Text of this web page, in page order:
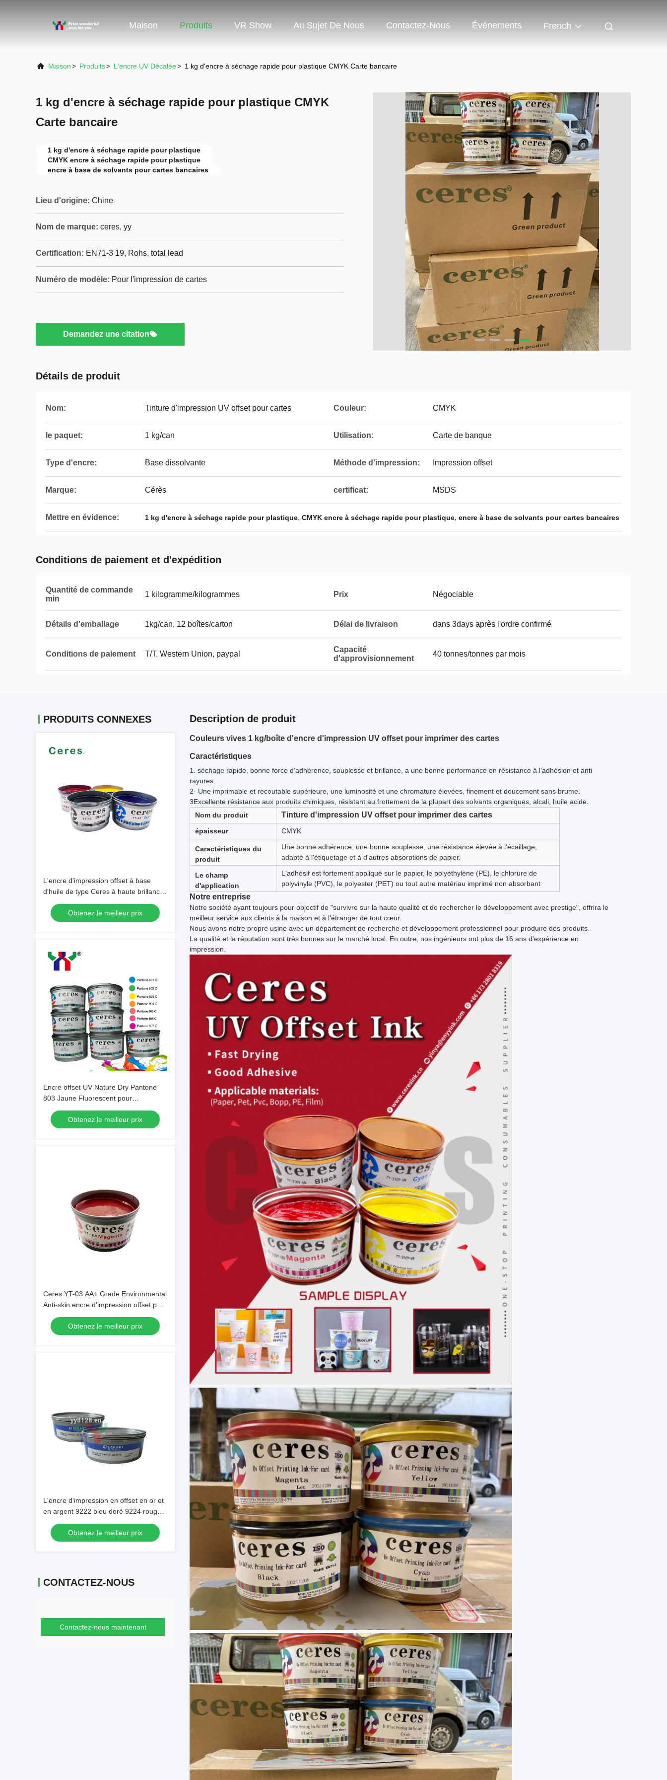
Maison Produits VR Show Au Sujet De Nous Contactez-Nous Événements French
Maison> Produits> L'encre UV Décalée> 1 kg d'encre à séchage rapide pour plastique CMYK Carte bancaire
1 kg d'encre à séchage rapide pour plastique CMYK
Carte bancaire
1 kg d'encre à séchage rapide pour plastique
CMYK encre à séchage rapide pour plastique
encre à base de solvants pour cartes bancaires
Lieu d'origine: Chine
Nom de marque: ceres, yy
Certification: EN71-3 19, Rohs, total lead
Numéro de modèle: Pour l'impression de cartes
Demandez une citation
Détails de produit
Nom: Tinture d'impression UV offset pour cartes Couleur: CMYK
le paquet: 1 kg/can Utilisation: Carte de banque
Type d'encre: Base dissolvante Méthode d'impression: Impression offset
Marque: Cérès certificat: MSDS
Mettre en évidence: 1 kg d'encre à séchage rapide pour plastique, CMYK encre à séchage rapide pour plastique, encre à base de solvants pour cartes bancaires
Conditions de paiement et d'expédition
Quantité de commande
min
1 kilogramme/kilogrammes Prix Négociable
Détails d'emballage 1kg/can, 12 boîtes/carton Délai de livraison dans 3days après l'ordre confirmé
Conditions de paiement T/T, Western Union, paypal
Capacité
d'approvisionnement
40 tonnes/tonnes par mois
PRODUITS CONNEXES
L'encre d'impression offset à base
d'huile de type Ceres à haute brillance
YY02/YY03/YY09 avec une durée de
validité de 2 ans
Obtenez le meilleur prix
Encre offset UV Nature Dry Pantone
803 Jaune Fluorescent pour
impression offset en 1KG/BOÎTE
Obtenez le meilleur prix
Ceres YT-03 AA+ Grade Environmental
Anti-skin encre d'impression offset pour
une presse offset alimentée à la feuille
Obtenez le meilleur prix
L'encre d'impression en offset en or et
en argent 9222 bleu doré 9224 rouge
doré 9310 argent pour emballage
décoratifObtenez le meilleur prix
CONTACTEZ-NOUS
Contactez-nous maintenant
Description de produit
Couleurs vives 1 kg/boîte d'encre d'impression UV offset pour imprimer des cartes
Caractéristiques
1. séchage rapide, bonne force d'adhérence, souplesse et brillance, a une bonne performance en résistance à l'adhésion et anti
rayures.
2- Une imprimable et recoutable supérieure, une luminosité et une chromature élevées, finement et doucement sans brume.
3Excellente résistance aux produits chimiques, résistant au frottement de la plupart des solvants organiques, alcali, huile acide.
Nom du produit
Tinture d'impression UV offset pour imprimer des cartes
épaisseur CMYK
Caractéristiques du
produit
Une bonne adhérence, une bonne souplesse, une résistance élevée à l'écaillage,
adapté à l'étiquetage et à d'autres absorptions de papier.
Le champ
d'application
L'adhésif est fortement appliqué sur le papier, le polyéthylène (PE), le chlorure de
polyvinyle (PVC), le polyester (PET) ou tout autre matériau imprimé non absorbant
Notre entreprise
Notre société ayant toujours pour objectif de "survivre sur la haute qualité et de rechercher le développement avec prestige", offrira le
meilleur service aux clients à la maison et à l'étranger de tout cœur.
Nous avons notre propre usine avec un département de recherche et développement professionnel pour produire des produits.
La qualité et la réputation sont très bonnes sur le marché local. En outre, nos ingénieurs ont plus de 16 ans d'expérience en
impression.